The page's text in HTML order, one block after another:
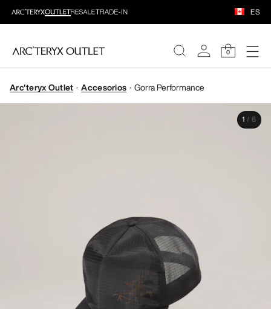
ES
0
MUJERE
Arc'teryx Outlet Accesorios Gorra Performance
1 / 6